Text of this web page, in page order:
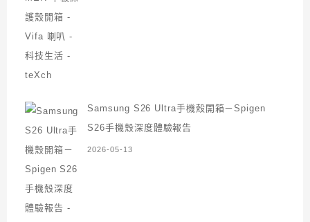
Samsung S26 Ultra手機殼開箱－Spigen
S26手機殼深度體驗報告
2026-05-13